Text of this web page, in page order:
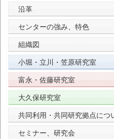
沿革
センターの強み、特色
組織図
小堀・立川・笠原研究室
富永・佐藤研究室
大久保研究室
共同利用・共同研究拠点につ
セミナー、研究会